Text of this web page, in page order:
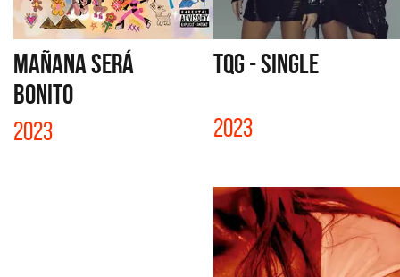
MAÑANA SERÁ
BONITO
2023
TQG - SINGLE
2023